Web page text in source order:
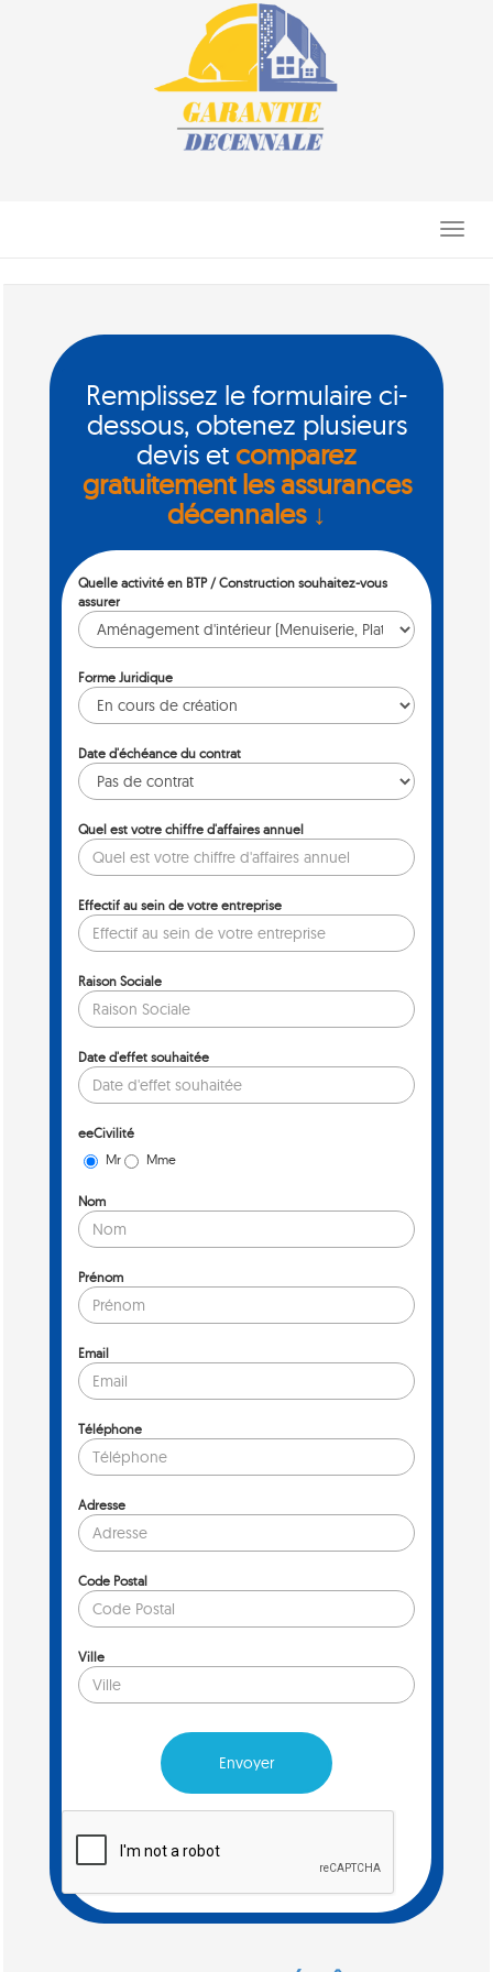
Toggle
Remplissez le formulaire ci-
dessous, obtenez plusieurs
devis etcomparez
gratuitement les assurances
décennales ↓
Quelle activité en BTP / Construction souhaitez-vous
assurer
Forme Juridique
Date d'échéance du contrat
Quel est votre chiffre d'affaires annuel
Effectif au sein de votre entreprise
Raison Sociale
Date d'effet souhaitée
eeCivilité
Mr
Mme
Nom
Prénom
Email
Téléphone
Adresse
Code Postal
Ville